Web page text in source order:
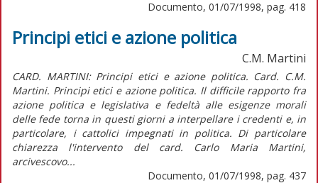
Documento, 01/07/1998, pag. 418
Principi etici e azione politica
C.M. Martini
CARD. MARTINI: Principi etici e azione politica. Card. C.M.
Martini. Principi etici e azione politica. Il difficile rapporto fra
azione politica e legislativa e fedeltà alle esigenze morali
delle fede torna in questi giorni a interpellare i credenti e, in
particolare, i cattolici impegnati in politica. Di particolare
chiarezza l'intervento del card. Carlo Maria Martini,
arcivescovo...
Documento, 01/07/1998, pag. 437